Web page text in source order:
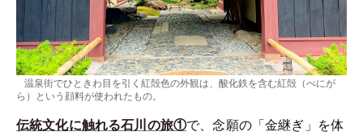
温泉街でひときわ目を引く紅殻色の外観は、酸化鉄を含む紅殻（べにが
ら）という顔料が使われたもの。
伝統文化に触れる石川の旅①で、念願の「金継ぎ」を体